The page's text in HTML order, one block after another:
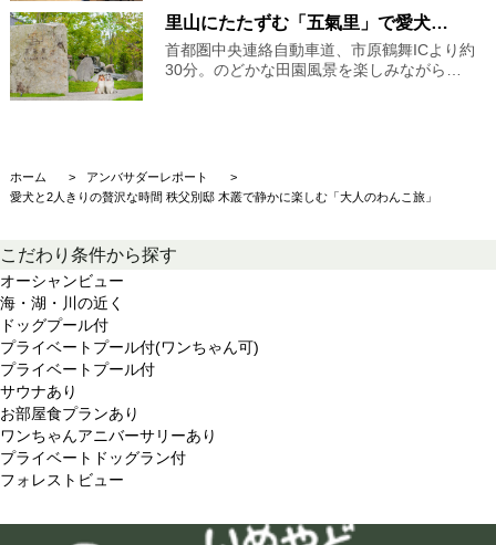
里山にたたずむ「五氣里」で愛犬…
首都圏中央連絡自動車道、市原鶴舞ICより約
30分。のどかな田園風景を楽しみながら…
ホーム
アンバサダーレポート
愛犬と2人きりの贅沢な時間 秩父別邸 木叢で静かに楽しむ「大人のわんこ旅」
こだわり条件から探す
オーシャンビュー
海・湖・川の近く
ドッグプール付
プライベートプール付(ワンちゃん可)
プライベートプール付
サウナあり
お部屋食プランあり
ワンちゃんアニバーサリーあり
プライベートドッグラン付
フォレストビュー